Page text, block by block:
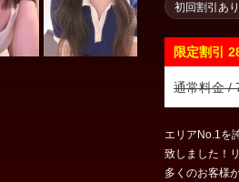
初回割引あり
限定割引
通常料金 /
エリアNo.1を
致しました！
多くのお客様